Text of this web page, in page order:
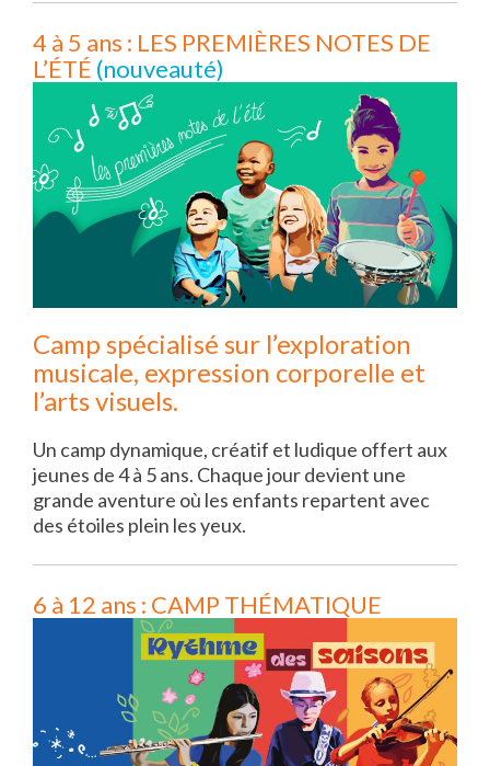
4 à 5 ans : LES PREMIÈRES NOTES DE
L’ÉTÉ (nouveauté)
Camp spécialisé sur l’exploration
musicale, expression corporelle et
l’arts visuels.
Un camp dynamique, créatif et ludique offert aux
jeunes de 4 à 5 ans. Chaque jour devient une
grande aventure où les enfants repartent avec
des étoiles plein les yeux.
6 à 12 ans : CAMP THÉMATIQUE